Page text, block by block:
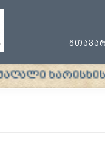
ხარისხის